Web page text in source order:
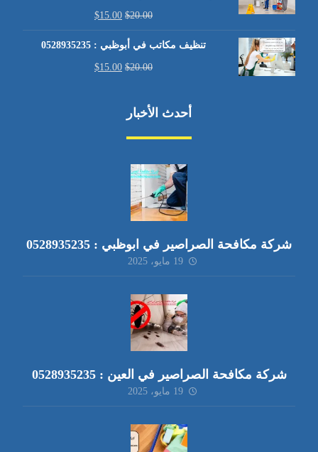
$20.00
$15.00
تنظيف مكاتب في أبوظبي : 0528935235
$20.00
$15.00
أحدث الأخبار
شركة مكافحة الصراصير في ابوظبي : 0528935235
19 مايو، 2025
شركة مكافحة الصراصير في العين : 0528935235
19 مايو، 2025